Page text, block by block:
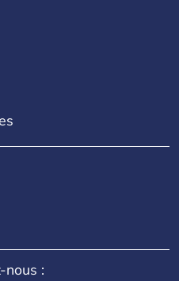
nous :